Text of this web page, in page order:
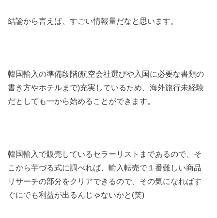
結論から言えば、すごい情報量だなと思います。
韓国輸入の準備段階(航空会社選びや入国に必要な書類の
書き方やホテルまで)充実しているため、海外旅行未経験
だとしても一から始めることができます。
韓国輸入で販売しているセラーリストまであるので、そ
こから芋づる式に調べれば、輸入転売で１番難しい商品
リサーチの部分をクリアできるので、その気になればす
ぐにでも利益が出るんじゃないかと(笑)